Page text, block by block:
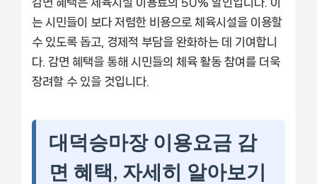
는 시민들이 보다 저렴한 비용으로 체육시설을 이용할
수 있도록 돕고, 경제적 부담을 완화하는 데 기여합니
다. 감면 혜택을 통해 시민들의 체육 활동 참여를 더욱
장려할 수 있을 것입니다.
대덕승마장 이용요금 감
면 혜택, 자세히 알아보기